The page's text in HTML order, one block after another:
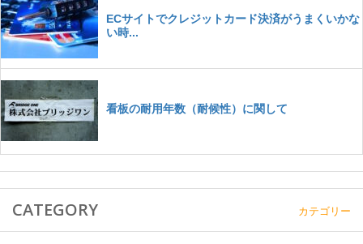
CATEGORY カテゴリー